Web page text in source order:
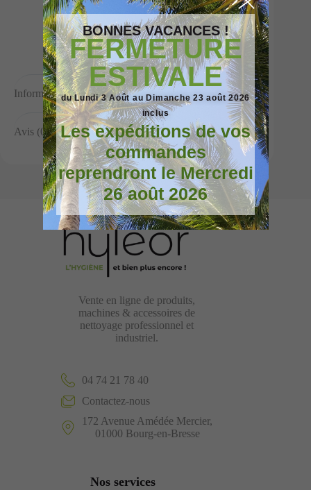
Informations complémentaires
Avis (0)
Vente en ligne de produits,
machines & accessoires de
nettoyage professionnel et
industriel.
04 74 21 78 40
Contactez-nous
172 Avenue Amédée Mercier,
01000 Bourg-en-Bresse
Nos services
BONNES VACANCES !
FERMETURE
ESTIVALE
du Lundi 3 Août au Dimanche 23 août 2026
inclus
Les expéditions de vos
commandes
reprendront le Mercredi
26 août 2026